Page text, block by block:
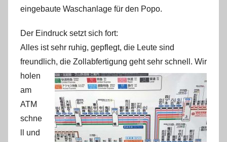
eingebaute Waschanlage für den Popo.
Der Eindruck setzt sich fort:
Alles ist sehr ruhig, gepflegt, die Leute sind
freundlich, die Zollabfertigung geht sehr schnell. Wir
holen
am
ATM
schne
ll und